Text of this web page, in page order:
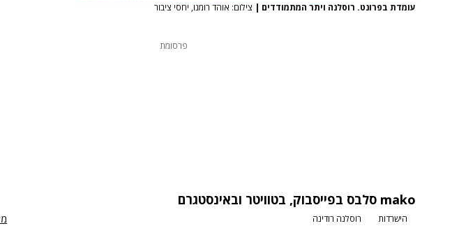
עומדת בפרונט. רוסלנה ויתר המתמודדים | צילום: אוהד רומנו, יחסי ציבור
פרסומת
mako סלבס בפייסבוק, בטוויטר ובאינסטגרם
הישרדות רוסלנה רודינה